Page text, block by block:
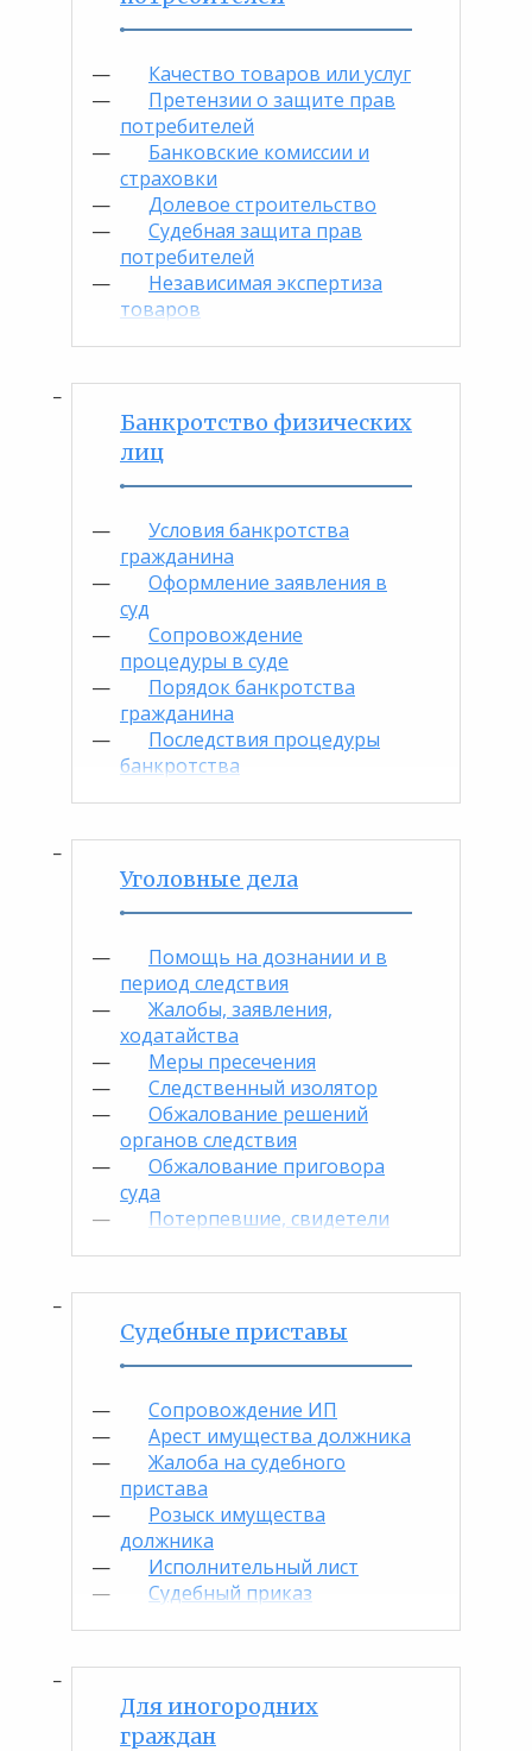
Качество товаров или услуг
Претензии о защите прав
потребителей
Банковские комиссии и
страховки
Долевое строительство
Судебная защита прав
потребителей
Независимая экспертиза
товаров
Банкротство физических
лиц
Условия банкротства
гражданина
Оформление заявления в
суд
Сопровождение
процедуры в суде
Порядок банкротства
гражданина
Последствия процедуры
банкротства
Уголовные дела
Помощь на дознании и в
период следствия
Жалобы, заявления,
ходатайства
Меры пресечения
Следственный изолятор
Обжалование решений
органов следствия
Обжалование приговора
суда
Потерпевшие, свидетели
Судебные приставы
Сопровождение ИП
Арест имущества должника
Жалоба на судебного
пристава
Розыск имущества
должника
Исполнительный лист
Судебный приказ
Для иногородних
граждан